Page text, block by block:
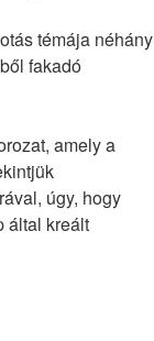
témája néhány
fakadó
amely a
úgy, hogy
által kreált